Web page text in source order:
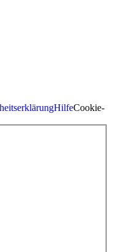
HilfeCookie-